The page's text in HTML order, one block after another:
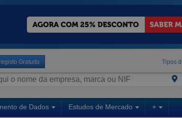
Gratuito Tipos
de Dados Estudos de Mercado +